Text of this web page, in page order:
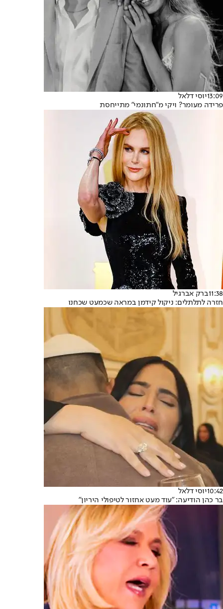
13:09יוסי דלאל
פרידה מעומר? ויקי מ"חתונמי" מתייחסת
11:38ברק אברגיל
חזרה לתלתלים: ניקול קידמן במראה שכמעט שכחנו
10:42יוסי דלאל
בר כהן הודיעה: "עוד מעט אחזור לטיפולי היריון"